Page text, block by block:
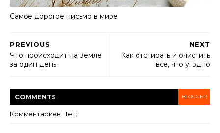
Самое дорогое письмо в мире
NEXT
Как отстирать и очистить
все, что угодно
PREVIOUS
Что происходит на Земле
за один день
COMMENTS BLOGGER
Комментариев Нет: